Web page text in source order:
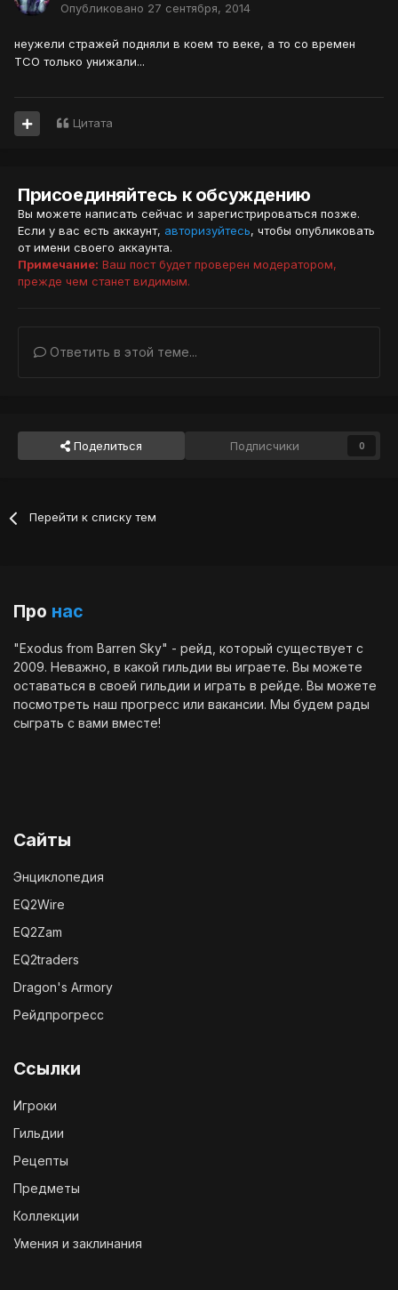
Опубликовано 27 сентября, 2014
неужели стражей подняли в коем то веке, а то со времен
ТСО только унижали...
Цитата
Присоединяйтесь к обсуждению
Вы можете написать сейчас и зарегистрироваться позже.
Если у вас есть аккаунт, авторизуйтесь, чтобы опубликовать
от имени своего аккаунта.
Примечание: Ваш пост будет проверен модератором,
прежде чем станет видимым.
Ответить в этой теме...
Поделиться Подписчики 0
Перейти к списку тем
Про нас
"Exodus from Barren Sky" - рейд, который существует с
2009. Неважно, в какой гильдии вы играете. Вы можете
оставаться в своей гильдии и играть в рейде. Вы можете
посмотреть наш прогресс или вакансии. Мы будем рады
сыграть с вами вместе!
Сайты
Энциклопедия
EQ2Wire
EQ2Zam
EQ2traders
Dragon's Armory
Рейдпрогресс
Ссылки
Игроки
Гильдии
Рецепты
Предметы
Коллекции
Умения и заклинания